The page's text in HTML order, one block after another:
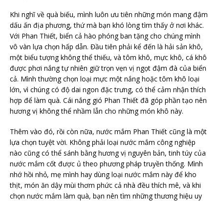
Khi nghĩ về quà biếu, mình luôn ưu tiên những món mang đậm
dấu ấn địa phương, thứ mà bạn khó lòng tìm thấy ở nơi khác.
Với Phan Thiết, biển cả hào phóng ban tặng cho chúng mình
vô vàn lựa chọn hấp dẫn. Đầu tiên phải kể đến là hải sản khô,
một biểu tượng không thể thiếu, và tôm khô, mực khô, cá khô
được phơi nắng tự nhiên giữ trọn vẹn vị ngọt đậm đà của biển
cả. Mình thường chọn loại mực một nắng hoặc tôm khô loại
lớn, vì chúng có độ dai ngon đặc trưng, có thể cảm nhận thích
hợp để làm quà. Cái nắng gió Phan Thiết đã góp phần tạo nên
hương vị không thể nhầm lẫn cho những món khô này.
Thêm vào đó, rồi còn nữa, nước mắm Phan Thiết cũng là một
lựa chọn tuyệt vời. Không phải loại nước mắm công nghiệp
nào cũng có thể sánh bằng hương vị nguyên bản, tinh túy của
nước mắm cốt được ủ theo phương pháp truyền thống. Mình
nhớ hồi nhỏ, mẹ mình hay dùng loại nước mắm này để kho
thịt, món ăn dậy mùi thơm phức cả nhà đều thích mê, và khi
chọn nước mắm làm quà, bạn nên tìm những thương hiệu uy